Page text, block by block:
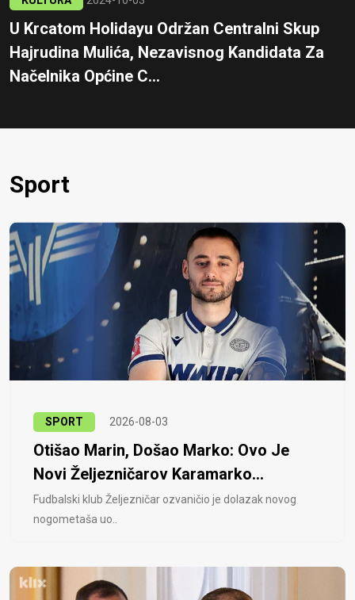
U Krcatom Holidayu Održan Centralni Skup
Hajrudina Mulića, Nezavisnog Kandidata Za
Načelnika Općine C...
Sport
SPORT 2026-08-03
Otišao Marin, Došao Marko: Ovo Je
Novi Željezničarov Karamarko...
Fudbalski klub Željezničar ozvaničio je dolazak novog
nogometaša uo..